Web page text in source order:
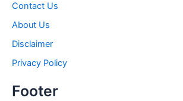
Contact Us
About Us
Disclaimer
Privacy Policy
Footer